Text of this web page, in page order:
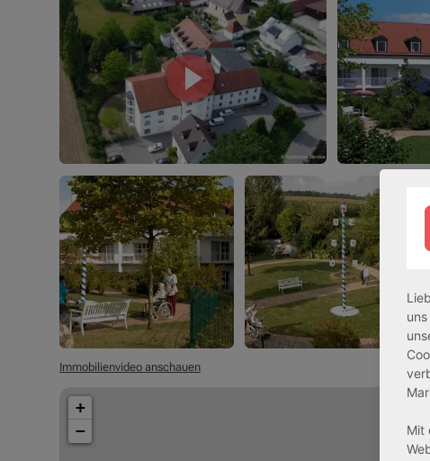
Immobilienvideo anschauen
+
−
Mit